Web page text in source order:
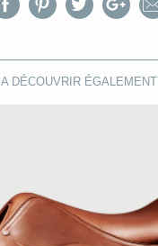
A DÉCOUVRIR ÉGALEMENT